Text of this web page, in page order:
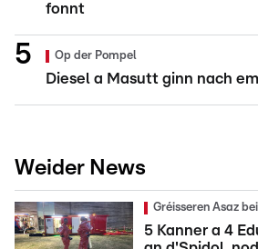
fonnt
Op der Pompel
Diesel a Masutt ginn nach
Weider News
Gréisseren Asaz
5 Kanner a 4